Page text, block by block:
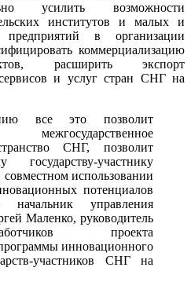
усилить возможности
институтов и малых и
в организации
коммерциализацию
расширить экспорт
и услуг стран СНГ на
все это позволит
межгосударственное
СНГ, позволит
государству-участнику
использовании
потенциалов
управления
Маленко, руководитель
проекта
инновационного
участников СНГ на